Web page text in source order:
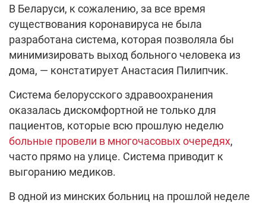
В Беларуси, к сожалению, за все время
существования коронавируса не была
разработана система, которая позволяла бы
минимизировать выход больного человека из
дома, — констатирует Анастасия Пилипчик.
Система белорусского здравоохранения
оказалась дискомфортной не только для
пациентов, которые всю прошлую неделю
больные провели в многочасовых очередях,
часто прямо на улице. Система приводит к
выгоранию медиков.
В одной из минских больниц на прошлой неделе